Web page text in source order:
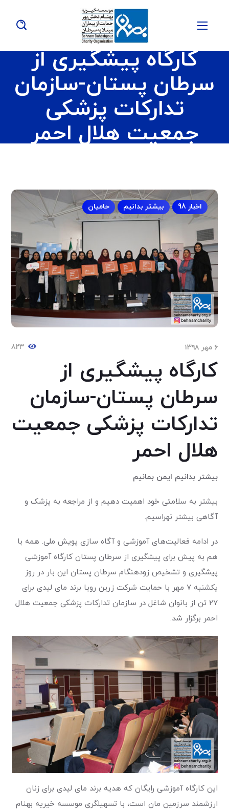
کارگاه پیشگیری از
سرطان پستان-سازمان
تدارکات پزشکی
جمعیت هلال احمر
اخبار 98 بیشتر بدانیم حامیان
۶ مهر ۱۳۹۸ ۸۲۳
کارگاه پیشگیری از
سرطان پستان-سازمان
تدارکات پزشکی جمعیت
هلال احمر
بیشتر بدانیم ایمن بمانیم
بیشتر به سلامتی خود اهمیت دهیم و از مراجعه به پزشک و
آگاهی بیشتر نهراسیم.
در ادامه فعالیت‌های آموزشی و آگاه سازی پویش ملی. همه با
هم به پیش برای پیشگیری از سرطان پستان کارگاه آموزشی
پیشگیری و تشخیص زودهنگام سرطان پستان این بار در روز
یکشنبه ۷ مهر با حمایت شرکت زرین رویا برند مای لیدی برای
۲۷ تن از بانوان شاغل در سازمان تدارکات پزشکی جمعیت هلال
احمر برگزار شد.
این کارگاه آموزشی رایگان که هدیه برند مای لیدی برای زنان
ارزشمند سرزمین مان است، با تسهیلگری موسسه خیریه بهنام